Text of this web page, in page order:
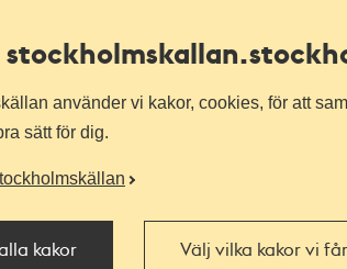
stockholmskallan
använder vi kakor, cookies, för att
sätt för dig.
kakor Välj vilka kakor vi